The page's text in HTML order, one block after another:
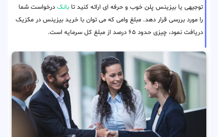
توجیهی یا بیزینس پلن خوب و حرفه ای ارائه کنید تا بانک درخواست شما
را مورد بررسی قرار دهد. مبلغ وامی که می توان با خرید بیزینس در مکزیک
دریافت نمود، چیزی حدود ۶۵ درصد از مبلغ کل سرمایه است.